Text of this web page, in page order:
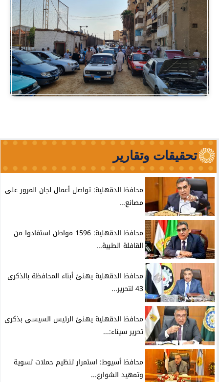
تحقيقات وتقارير
محافظ الدقهلية: تواصل أعمال لجان المرور على
مصانع...
محافظ الدقهلية: 1596 مواطن استفادوا من
القافلة الطبية...
محافظ الدقهلية يهنئ أبناء المحافظة بالذكرى
43 لتحرير...
محافظ الدقهلية يهنئ الرئيس السيسى بذكرى
تحرير سيناء:...
محافظ أسيوط: استمرار تنظيم حملات تسوية
وتمهيد الشوارع...